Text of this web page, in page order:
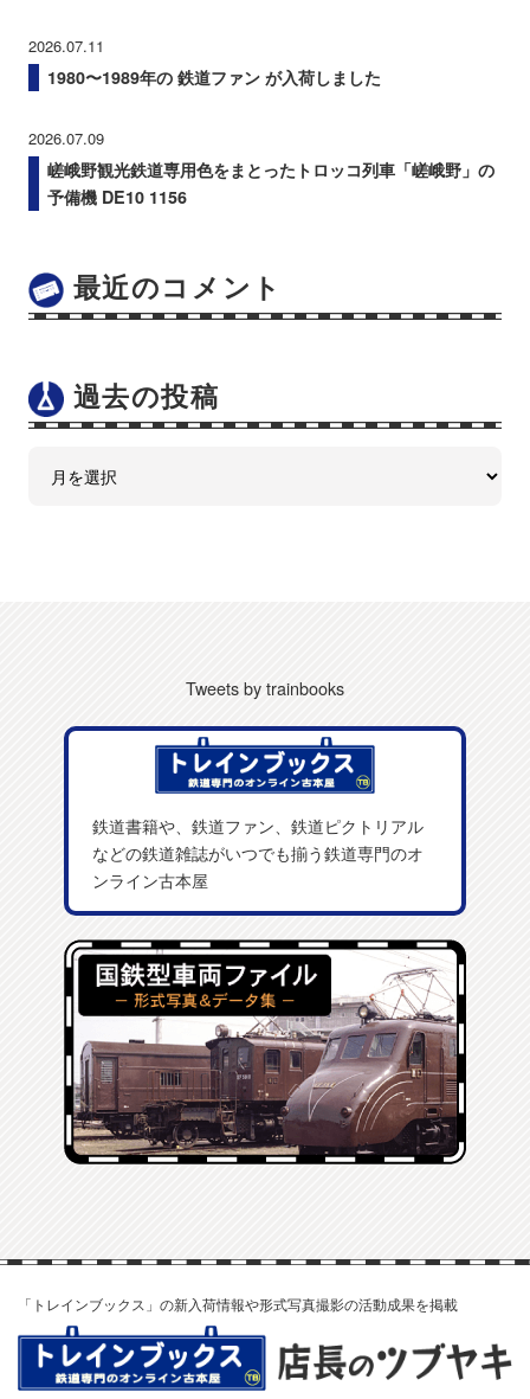
2026.07.11
1980〜1989年の 鉄道ファン が入荷しました
2026.07.09
嵯峨野観光鉄道専用色をまとったトロッコ列車「嵯峨野」の
予備機 DE10 1156
最近のコメント
過去の投稿
Tweets by trainbooks
鉄道書籍や、鉄道ファン、鉄道ピクトリアル
などの鉄道雑誌がいつでも揃う鉄道専門のオ
ンライン古本屋
「トレインブックス」の新入荷情報や形式写真撮影の活動成果を掲載